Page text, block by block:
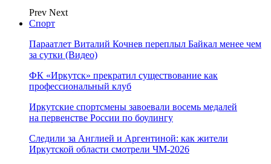
Prev Next
Спорт
Параатлет Виталий Кочнев переплыл Байкал менее чем
за сутки (Видео)
ФК «Иркутск» прекратил существование как
профессиональный клуб
Иркутские спортсмены завоевали восемь медалей
на первенстве России по боулингу
Следили за Англией и Аргентиной: как жители
Иркутской области смотрели ЧМ-2026